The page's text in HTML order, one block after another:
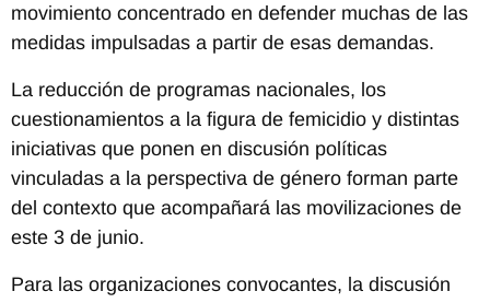
movimiento concentrado en defender muchas de las
medidas impulsadas a partir de esas demandas.
La reducción de programas nacionales, los
cuestionamientos a la figura de femicidio y distintas
iniciativas que ponen en discusión políticas
vinculadas a la perspectiva de género forman parte
del contexto que acompañará las movilizaciones de
este 3 de junio.
Para las organizaciones convocantes, la discusión